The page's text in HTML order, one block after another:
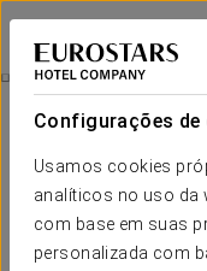
Configurações de
Usamos cookies
analíticos no uso da
com base em suas
personalizada com
Eurostars Marivent
MAIORCA - PALMA DE MAIORCA
Promoções